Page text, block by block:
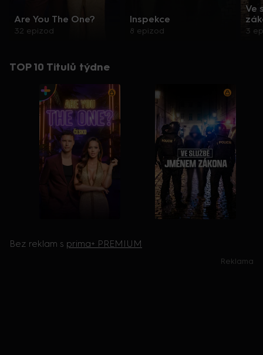
Are You The One?
32 epizod
Inspekce
8 epizod
Ve
3
TOP 10 Titulů týdne
Bez reklam s prima+ PREMIUM
Reklama